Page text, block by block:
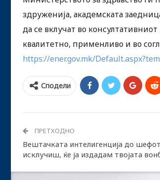
здруженија, академската
да се вклучат во
квалитетно, применливо и во
https://ener.gov.mk/
Сподели
ПРЕТХОДНО
Вештачката интелигенција до
исклучиш, ќе ја издадам твојата